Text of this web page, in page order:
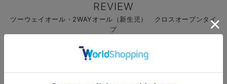
お気に入り商品を確認する
REVIEW
ツーウェイオール・2WAYオール（新生児） クロスオープンタイ
プ
4.54 37件